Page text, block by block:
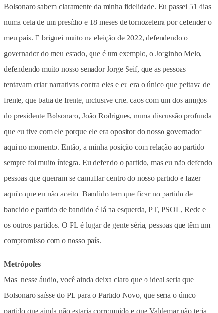
Bolsonaro sabem claramente da minha fidelidade. Eu passei 51 dias
numa cela de um presídio e 18 meses de tornozeleira por defender o
meu país. E briguei muito na eleição de 2022, defendendo o
governador do meu estado, que é um exemplo, o Jorginho Melo,
defendendo muito nosso senador Jorge Seif, que as pessoas
tentavam criar narrativas contra eles e eu era o único que peitava de
frente, que batia de frente, inclusive criei caos com um dos amigos
do presidente Bolsonaro, João Rodrigues, numa discussão profunda
que eu tive com ele porque ele era opositor do nosso governador
aqui no momento. Então, a minha posição com relação ao partido
sempre foi muito íntegra. Eu defendo o partido, mas eu não defendo
pessoas que queiram se camuflar dentro do nosso partido e fazer
aquilo que eu não aceito. Bandido tem que ficar no partido de
bandido e partido de bandido é lá na esquerda, PT, PSOL, Rede e
os outros partidos. O PL é lugar de gente séria, pessoas que têm um
compromisso com o nosso país.
Metrópoles
Mas, nesse áudio, você ainda deixa claro que o ideal seria que
Bolsonaro saísse do PL para o Partido Novo, que seria o único
partido que ainda não estaria corrompido e que Valdemar não teria